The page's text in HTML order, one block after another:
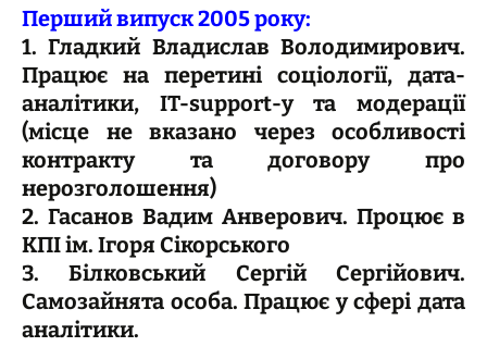
Перший випуск 2005 року:
1. Гладкий Владислав Володимирович.
Працює на перетині соціології, дата-
аналітики, IT-support-у та модерації
(місце не вказано через особливості
контракту та договору про
нерозголошення)
2. Гасанов Вадим Анверович. Процює в
КПІ ім. Ігоря Сікорського
3. Білковський Сергій Сергійович.
Самозайнята особа. Працює у сфері дата
аналітики.